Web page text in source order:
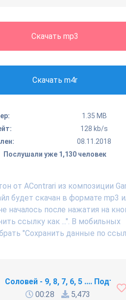
Скачать mp3
Скачать m4r
1.35 MB
128 kb/s
08.11.2018
Послушали уже 1,130 человек
от AContrari из композиции
будет скачан в формате mp3
началось после нажатия на
ссылку как ...". В мобильных
"Сохранить данные по
Соловей - 9, 8, 7, 6, 5 .... Подъём
00:28
5,473